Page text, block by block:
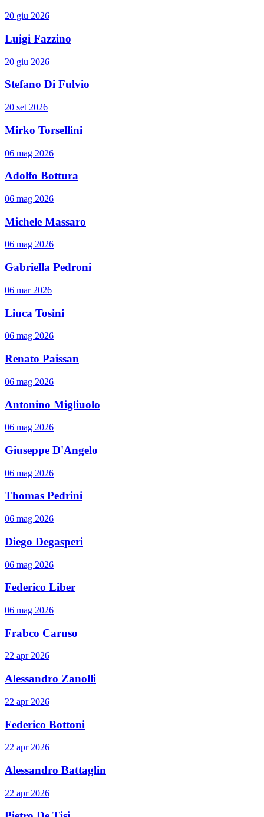
20 giu 2026
Luigi Fazzino
20 giu 2026
Stefano Di Fulvio
20 set 2026
Mirko Torsellini
06 mag 2026
Adolfo Bottura
06 mag 2026
Michele Massaro
06 mag 2026
Gabriella Pedroni
06 mar 2026
Liuca Tosini
06 mag 2026
Renato Paissan
06 mag 2026
Antonino Migliuolo
06 mag 2026
Giuseppe D'Angelo
06 mag 2026
Thomas Pedrini
06 mag 2026
Diego Degasperi
06 mag 2026
Federico Liber
06 mag 2026
Frabco Caruso
22 apr 2026
Alessandro Zanolli
22 apr 2026
Federico Bottoni
22 apr 2026
Alessandro Battaglin
22 apr 2026